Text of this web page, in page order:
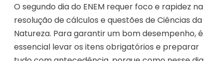
O segundo dia do ENEM requer foco e rapidez na
resolução de cálculos e questões de Ciências da
Natureza. Para garantir um bom desempenho, é
essencial levar os itens obrigatórios e preparar